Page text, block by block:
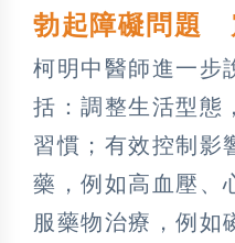
勃起障礙問題
柯明中醫師進一步
括：調整生活型態
習慣；有效控制影
藥，例如高血壓、
服藥物治療，例如